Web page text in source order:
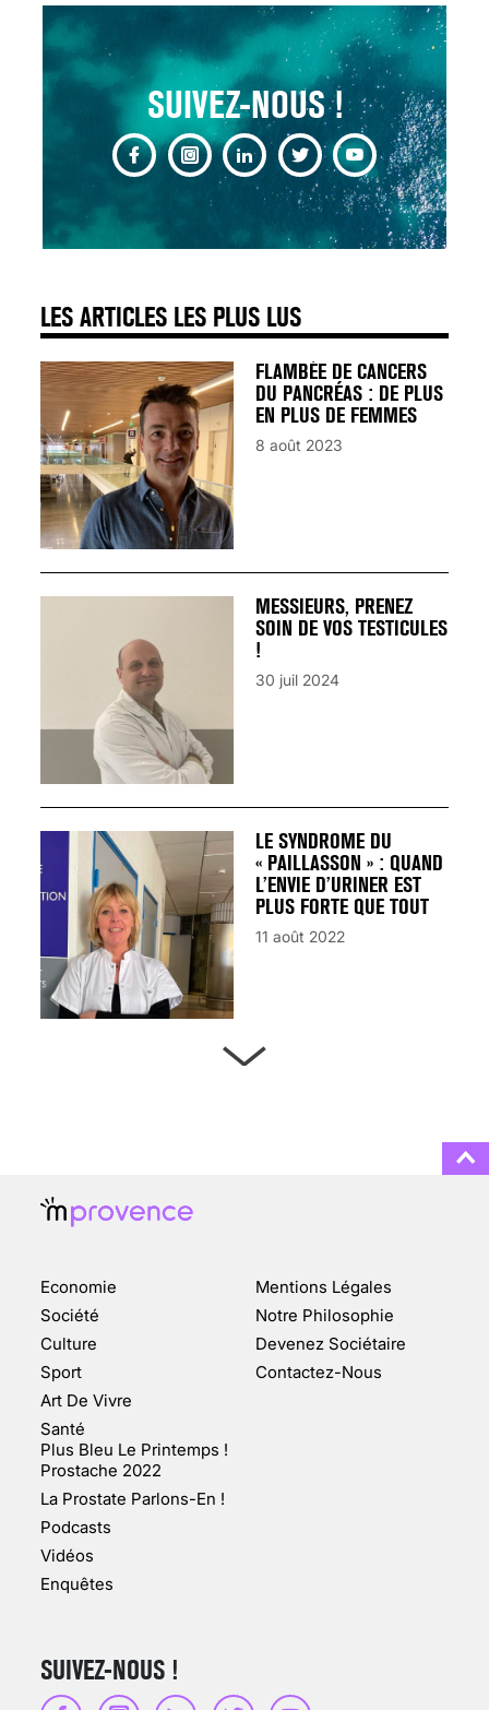
SUIVEZ-NOUS !
LES ARTICLES LES PLUS LUS
INSUFFISANCE
CARDIAQUE : LES
SIGNAUX D’ALERTE
AVANT… LA MORT
25 août 2024
FLAMBÉE DE CANCERS
DU PANCRÉAS : DE PLUS
EN PLUS DE FEMMES
8 août 2023
MESSIEURS, PRENEZ
SOIN DE VOS TESTICULES
!
30 juil 2024
LE SYNDROME DU
« PAILLASSON » : QUAND
L’ENVIE D’URINER EST
PLUS FORTE QUE TOUT
11 août 2022
CHANGEMENT DE SEXE :
DES DEMANDES
TOUJOURS PLUS
NOMBREUSES
Economie
Société
Culture
Sport
Art De Vivre
Santé
Plus Bleu Le Printemps !
Prostache 2022
La Prostate Parlons-En !
Podcasts
Vidéos
Enquêtes
Mentions Légales
Notre Philosophie
Devenez Sociétaire
Contactez-Nous
SUIVEZ-NOUS !